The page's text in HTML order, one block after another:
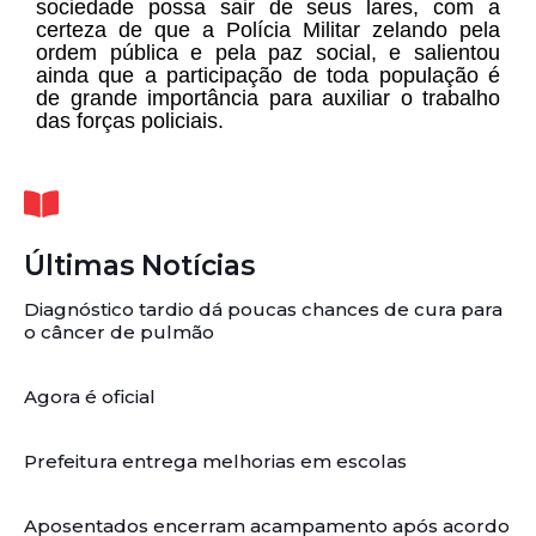
sociedade possa sair de seus lares, com a
certeza de que a Polícia Militar zelando pela
ordem pública e pela paz social, e salientou
ainda que a participação de toda população é
de grande importância para auxiliar o trabalho
das forças policiais.
Últimas Notícias
Diagnóstico tardio dá poucas chances de cura para
o câncer de pulmão
Agora é oficial
Prefeitura entrega melhorias em escolas
Aposentados encerram acampamento após acordo